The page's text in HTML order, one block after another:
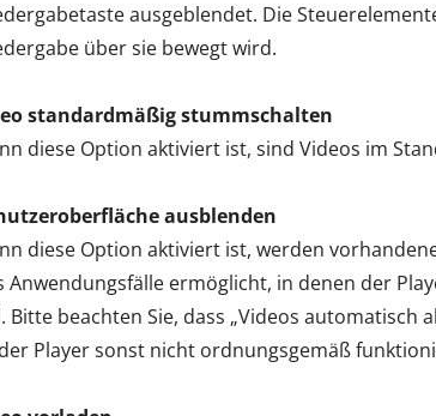
ausgeblendet. Die
über sie bewegt wird.
standardmäßig stummschalten
diese Option aktiviert ist, sind Videos im
ausblenden
diese Option aktiviert ist, werden
Anwendungsfälle ermöglicht, in denen der
Bitte beachten Sie, dass „Videos automatisch
Player sonst nicht ordnungsgemäß